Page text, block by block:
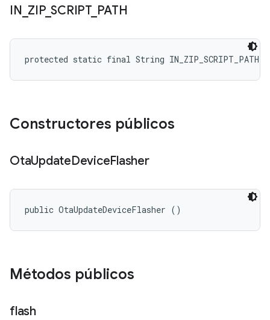
IN ZIP_SCRIPT_ PATH
protected static final String IN_ZIP_SCRIPT_PATH
Constructores públicos
OtaUpdateDeviceFlasher
public OtaUpdateDeviceFlasher ()
Métodos públicos
flash